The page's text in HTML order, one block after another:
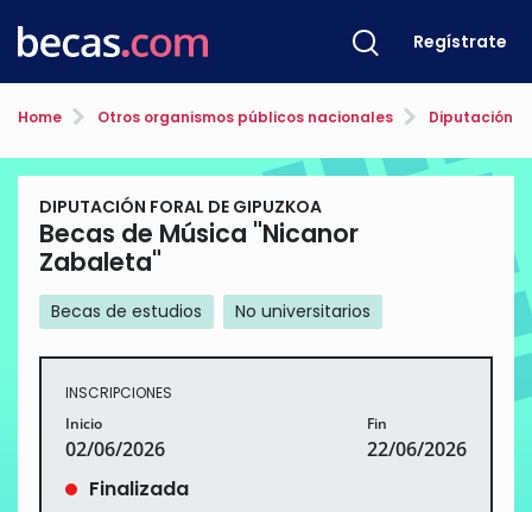
Regístrate
Home Otros organismos públicos nacionales Diputación
DIPUTACIÓN FORAL DE GIPUZKOA
Becas de Música "Nicanor
Zabaleta"
Becas de estudios No universitarios
INSCRIPCIONES
Inicio
02/06/2026
Fin
22/06/2026
Finalizada